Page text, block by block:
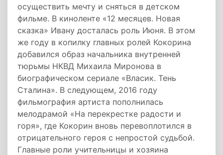
осуществить мечту и сняться в детском
фильме. В киноленте «12 месяцев. Новая
сказка» Ивану досталась роль Июня. В этом
же году в копилку главных ролей Кокорина
добавился образ начальника внутренней
тюрьмы НКВД Михаила Миронова в
биографическом сериале «Власик. Тень
Сталина». В следующем, 2016 году
фильмография артиста пополнилась
мелодрамой «На перекрестке радости и
горя», где Кокорин вновь перевоплотился в
отрицательного героя с непростой судьбой.
Главные роли учительницы и хозяина